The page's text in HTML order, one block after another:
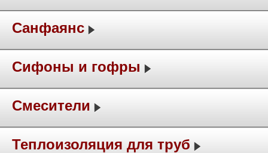
Санфаянс
Сифоны и гофры
Смесители
Теплоизоляция для труб